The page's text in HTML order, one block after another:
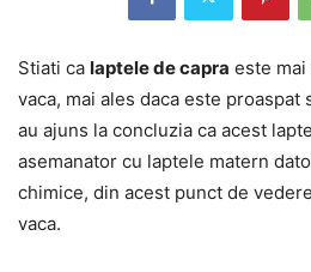
Stiati ca laptele de capra este
vaca, mai ales daca este
au ajuns la concluzia ca acest
asemanator cu laptele matern
chimice, din acest punct de
vaca.